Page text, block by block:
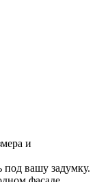
и
вашу задумку.